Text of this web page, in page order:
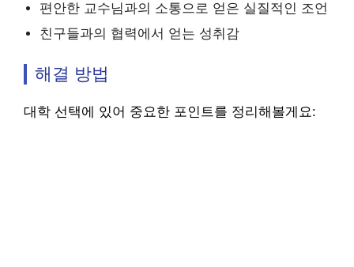
편안한 교수님과의 소통으로 얻은 실질적인 조언
친구들과의 협력에서 얻는 성취감
해결 방법
대학 선택에 있어 중요한 포인트를 정리해볼게요: